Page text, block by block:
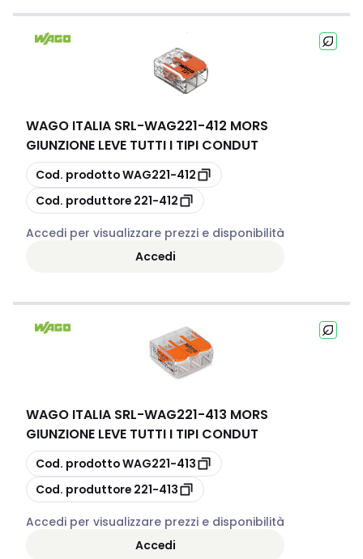
WAGO ITALIA SRL-WAG221-412 MORS
GIUNZIONE LEVE TUTTI I TIPI CONDUT
copia
Cod. prodottoWAG221-412
copia
Cod. produttore 221-412
Accedi per visualizzare prezzi e disponibilità
Accedi
WAGO ITALIA SRL-WAG221-413 MORS
GIUNZIONE LEVE TUTTI I TIPI CONDUT
copia
Cod. prodottoWAG221-413
copia
Cod. produttore 221-413
Accedi per visualizzare prezzi e disponibilità
Accedi